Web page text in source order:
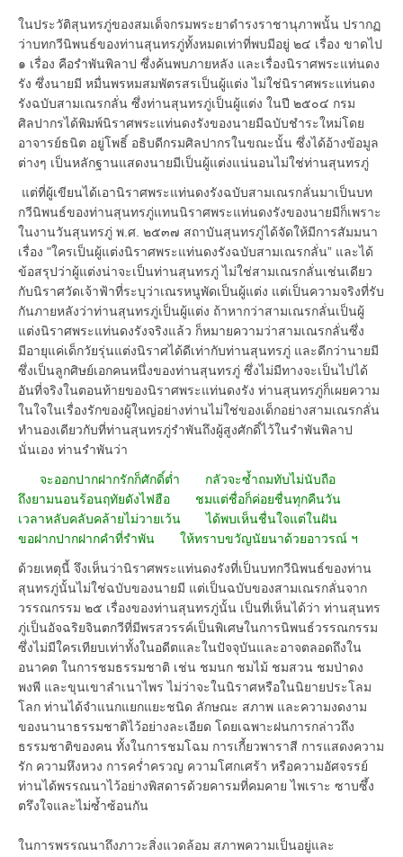
ในประวัติสุนทรภู่ของสมเด็จกรมพระยาดำรงราชานุภาพนั้น ปรากฏ
ว่าบทกวีนิพนธ์ของท่านสุนทรภู่ทั้งหมดเท่าที่พบมีอยู่ ๒๔ เรื่อง ขาดไป
๑ เรื่อง คือรำพันพิลาป ซึ่งค้นพบภายหลัง และเรื่องนิราศพระแท่นดง
รัง ซึ่งนายมี หมื่นพรหมสมพัตรสรเป็นผู้แต่ง ไม่ใช่นิราศพระแท่นดง
รังฉบับสามเณรกลั่น ซึ่งท่านสุนทรภู่เป็นผู้แต่ง ในปี ๒๕๐๔ กรม
ศิลปากรได้พิมพ์นิราศพระแท่นดงรังของนายมีฉบับชำระใหม่โดย
อาจารย์ธนิต อยู่โพธิ์ อธิบดีกรมศิลปากรในขณะนั้น ซึ่งได้อ้างข้อมูล
ต่างๆ เป็นหลักฐานแสดงนายมีเป็นผู้แต่งแน่นอนไม่ใช่ท่านสุนทรภู่
แต่ที่ผู้เขียนได้เอานิราศพระแท่นดงรังฉบับสามเณรกลั่นมาเป็นบท
กวีนิพนธ์ของท่านสุนทรภู่แทนนิราศพระแท่นดงรังของนายมีก็เพราะ
ในงานวันสุนทรภู่ พ.ศ. ๒๕๓๗ สถาบันสุนทรภู่ได้จัดให้มีการสัมมนา
เรื่อง "ใครเป็นผู้แต่งนิราศพระแท่นดงรังฉบับสามเณรกลั่น” และได้
ข้อสรุปว่าผู้แต่งน่าจะเป็นท่านสุนทรภู่ ไม่ใช่สามเณรกลั่นเช่นเดียว
กับนิราศวัดเจ้าฟ้าที่ระบุว่าเณรหนูพัดเป็นผู้แต่ง แต่เป็นความจริงที่รับ
กันภายหลังว่าท่านสุนทรภู่เป็นผู้แต่ง ถ้าหากว่าสามเณรกลั่นเป็นผู้
แต่งนิราศพระแท่นดงรังจริงแล้ว ก็หมายความว่าสามเณรกลั่นซึ่ง
มีอายุแค่เด็กวัยรุ่นแต่งนิราศได้ดีเท่ากับท่านสุนทรภู่ และดีกว่านายมี
ซึ่งเป็นลูกศิษย์เอกคนหนึ่งของท่านสุนทรภู่ ซึ่งไม่มีทางจะเป็นไปได้
อันที่จริงในตอนท้ายของนิราศพระแท่นดงรัง ท่านสุนทรภู่ก็เผยความ
ในใจในเรื่องรักของผู้ใหญ่อย่างท่านไม่ใช่ของเด็กอย่างสามเณรกลั่น
ทำนองเดียวกับที่ท่านสุนทรภู่รำพันถึงผู้สูงศักดิ์ไว้ในรำพันพิลาป
นั่นเอง ท่านรำพันว่า
จะออกปากฝากรักก็ศักดิ์ต่ำ กลัวจะซ้ำถมทับไม่นับถือ
ถึงยามนอนร้อนฤทัยดังไฟฮือ ชมแต่ชื่อก็ค่อยชื่นทุกคืนวัน
เวลาหลับคลับคล้ายไม่วายเว้น ได้พบเห็นชื่นใจแต่ในฝัน
ขอฝากปากฝากคำที่รำพัน ให้ทราบขวัญนัยนาด้วยอาวรณ์ ฯ
ด้วยเหตุนี้ จึงเห็นว่านิราศพระแท่นดงรังที่เป็นบทกวีนิพนธ์ของท่าน
สุนทรภู่นั้นไม่ใช่ฉบับของนายมี แต่เป็นฉบับของสามเณรกลั่นจาก
วรรณกรรม ๒๕ เรื่องของท่านสุนทรภู่นั้น เป็นที่เห็นได้ว่า ท่านสุนทร
ภู่เป็นอัจฉริยจินตกวีที่มีพรสวรรค์เป็นพิเศษในการนิพนธ์วรรณกรรม
ซึ่งไม่มีใครเทียบเท่าทั้งในอดีตและในปัจจุบันและอาจตลอดถึงใน
อนาคต ในการชมธรรมชาติ เช่น ชมนก ชมไม้ ชมสวน ชมป่าดง
พงพี และขุนเขาลำเนาไพร ไม่ว่าจะในนิราศหรือในนิยายประโลม
โลก ท่านได้จำแนกแยกแยะชนิด ลักษณะ สภาพ และความงดงาม
ของนานาธรรมชาติไว้อย่างละเอียด โดยเฉพาะฝนการกล่าวถึง
ธรรมชาติของคน ทั้งในการชมโฉม การเกี้ยวพาราสี การแสดงความ
รัก ความหึงหวง การคร่ำครวญ ความโศกเศร้า หรือความอัศจรรย์
ท่านได้พรรณนาไว้อย่างพิสดารด้วยคารมที่คมคาย ไพเราะ ซาบซึ้ง
ตรึงใจและไม่ซ้ำซ้อนกัน
ในการพรรณนาถึงภาวะสิ่งแวดล้อม สภาพความเป็นอยู่และ